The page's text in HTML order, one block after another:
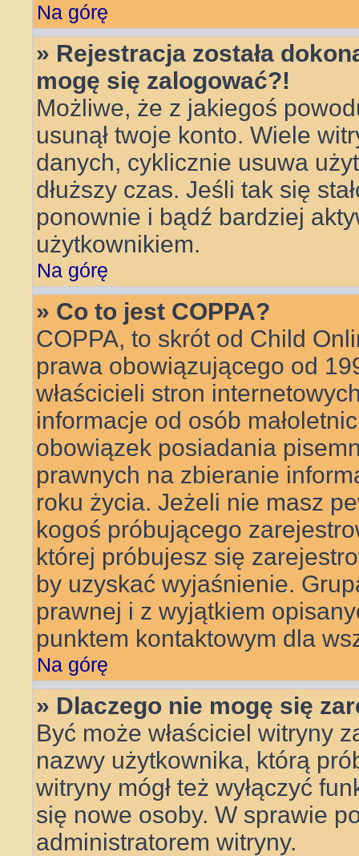
Na górę
» Rejestracja została
mogę się zalogować?!
Możliwe, że z jakiegoś
usunął twoje konto. Wiele
danych, cyklicznie usuwa
dłuższy czas. Jeśli tak się
ponownie i bądź bardziej
użytkownikiem.
Na górę
» Co to jest COPPA?
COPPA, to skrót od Child
prawa obowiązującego od
właścicieli stron
informacje od osób
obowiązek posiadania
prawnych na zbieranie
roku życia. Jeżeli nie masz
kogoś próbującego
której próbujesz się
by uzyskać wyjaśnienie.
prawnej i z wyjątkiem
punktem kontaktowym dla
Na górę
» Dlaczego nie mogę się
Być może właściciel witryny
nazwy użytkownika, którą
witryny mógł też wyłączyć
się nowe osoby. W sprawie
administratorem witryny.